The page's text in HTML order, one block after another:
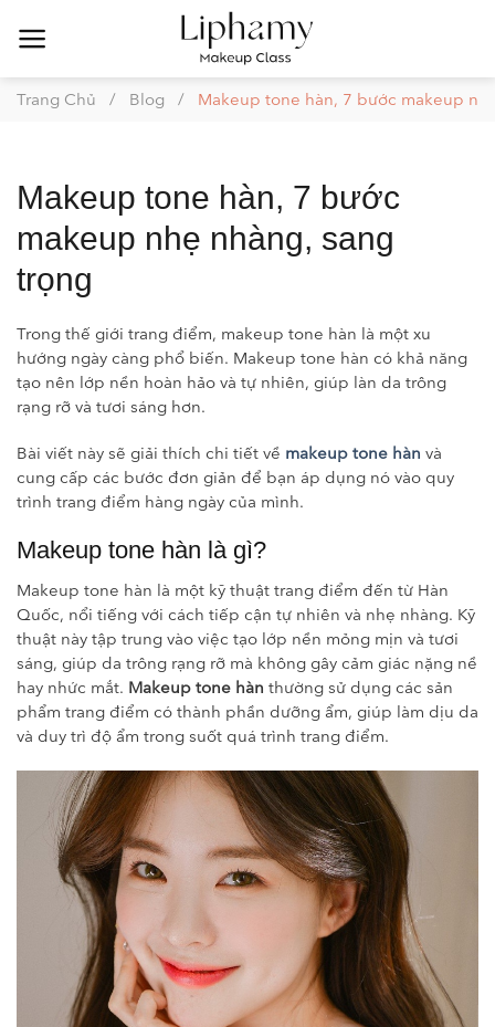
qua
dung
Trang Chủ / Blog / Makeup tone hàn, 7 bước makeup
Makeup tone hàn, 7 bước
makeup nhẹ nhàng, sang
trọng
Trong thế giới trang điểm, makeup tone hàn là một xu
hướng ngày càng phổ biến. Makeup tone hàn có khả năng
tạo nên lớp nền hoàn hảo và tự nhiên, giúp làn da trông
rạng rỡ và tươi sáng hơn.
Bài viết này sẽ giải thích chi tiết về makeup tone hàn và
cung cấp các bước đơn giản để bạn áp dụng nó vào quy
trình trang điểm hàng ngày của mình.
Makeup tone hàn là gì?
Makeup tone hàn là một kỹ thuật trang điểm đến từ Hàn
Quốc, nổi tiếng với cách tiếp cận tự nhiên và nhẹ nhàng. Kỹ
thuật này tập trung vào việc tạo lớp nền mỏng mịn và tươi
sáng, giúp da trông rạng rỡ mà không gây cảm giác nặng nề
hay nhức mắt. Makeup tone hàn thường sử dụng các sản
phẩm trang điểm có thành phần dưỡng ẩm, giúp làm dịu da
và duy trì độ ẩm trong suốt quá trình trang điểm.